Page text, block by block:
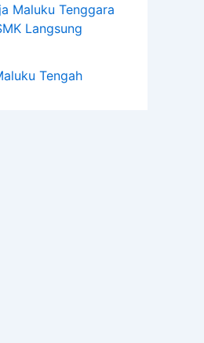
Maluku Tenggara
Langsung
Tengah